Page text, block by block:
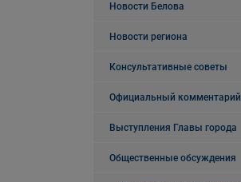
Новости Белова
Новости региона
Консультативные советы
Официальный комментарий
Выступления Главы города
Общественные обсуждения